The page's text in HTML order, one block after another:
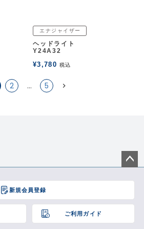
エナジャイザー
ヘッドライト
Y24A32
¥3,780 税込
2 … 5
新規会員登録
ご利用ガイド
ジト
へ